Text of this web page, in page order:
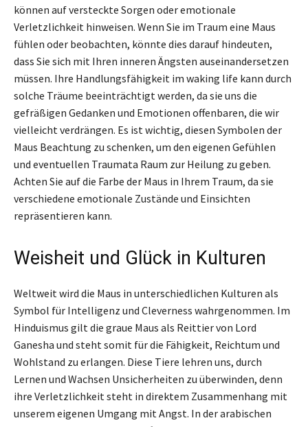
können auf versteckte Sorgen oder emotionale
Verletzlichkeit hinweisen. Wenn Sie im Traum eine Maus
fühlen oder beobachten, könnte dies darauf hindeuten,
dass Sie sich mit Ihren inneren Ängsten auseinandersetzen
müssen. Ihre Handlungsfähigkeit im waking life kann durch
solche Träume beeinträchtigt werden, da sie uns die
gefräßigen Gedanken und Emotionen offenbaren, die wir
vielleicht verdrängen. Es ist wichtig, diesen Symbolen der
Maus Beachtung zu schenken, um den eigenen Gefühlen
und eventuellen Traumata Raum zur Heilung zu geben.
Achten Sie auf die Farbe der Maus in Ihrem Traum, da sie
verschiedene emotionale Zustände und Einsichten
repräsentieren kann.
Weisheit und Glück in Kulturen
Weltweit wird die Maus in unterschiedlichen Kulturen als
Symbol für Intelligenz und Cleverness wahrgenommen. Im
Hinduismus gilt die graue Maus als Reittier von Lord
Ganesha und steht somit für die Fähigkeit, Reichtum und
Wohlstand zu erlangen. Diese Tiere lehren uns, durch
Lernen und Wachsen Unsicherheiten zu überwinden, denn
ihre Verletzlichkeit steht in direktem Zusammenhang mit
unserem eigenen Umgang mit Angst. In der arabischen